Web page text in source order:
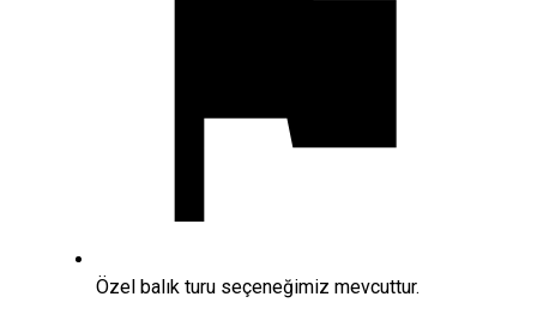
Özel balık turu seçeneğimiz mevcuttur.